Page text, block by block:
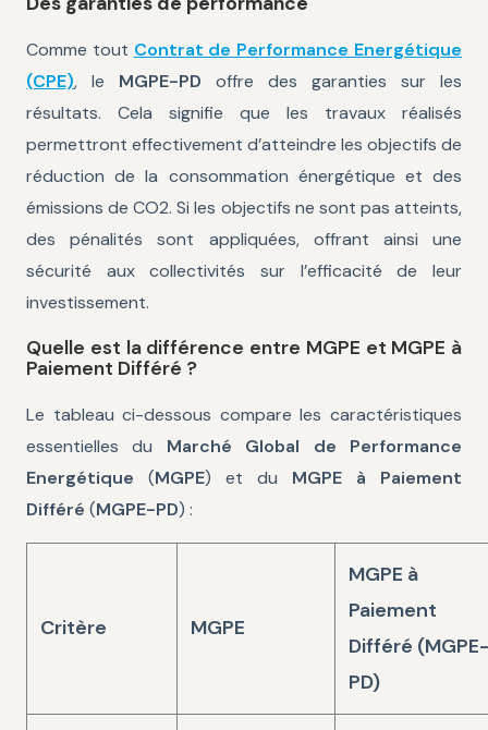
Comme tout Contrat de Performance Energétique
(CPE), le MGPE-PD offre des garanties sur les
résultats. Cela signifie que les travaux réalisés
permettront effectivement d’atteindre les objectifs de
réduction de la consommation énergétique et des
émissions de CO2. Si les objectifs ne sont pas atteints,
des pénalités sont appliquées, offrant ainsi une
sécurité aux collectivités sur l’efficacité de leur
investissement.
Quelle est la différence entre MGPE et MGPE à
Paiement Différé ?
Le tableau ci-dessous compare les caractéristiques
essentielles du Marché Global de Performance
Energétique (MGPE) et du MGPE à Paiement
Différé (MGPE-PD) :
Critère MGPE
MGPE à
Paiement
Différé (MGPE-
PD)